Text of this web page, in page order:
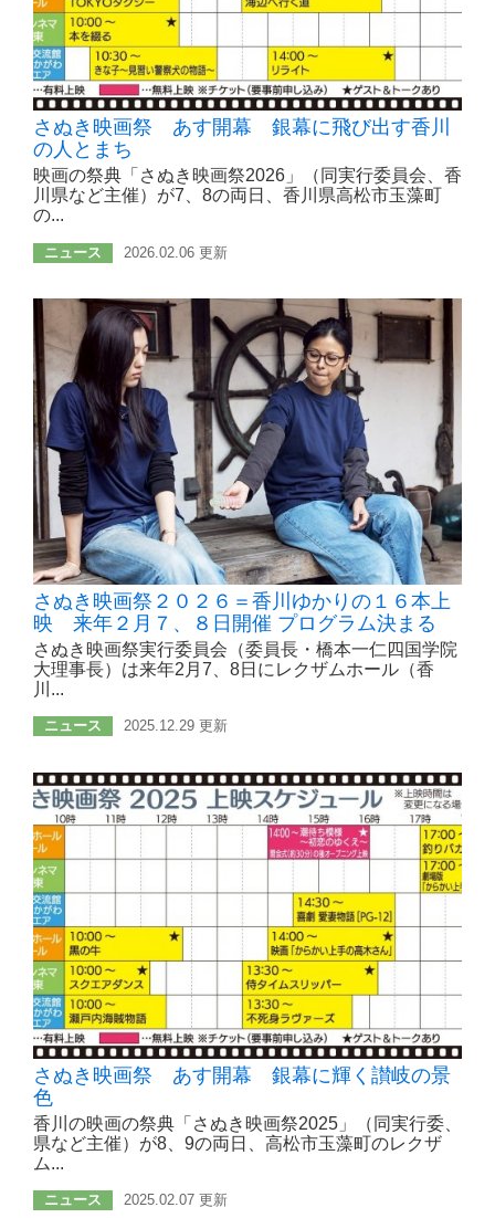
さぬき映画祭 あす開幕 銀幕に飛び出す香川
の人とまち
映画の祭典「さぬき映画祭2026」（同実行委員会、香
川県など主催）が7、8の両日、香川県高松市玉藻町
の...
ニュース 2026.02.06 更新
さぬき映画祭２０２６＝香川ゆかりの１６本上
映 来年２月７、８日開催 プログラム決まる
さぬき映画祭実行委員会（委員長・橋本一仁四国学院
大理事長）は来年2月7、8日にレクザムホール（香
川...
ニュース 2025.12.29 更新
さぬき映画祭 あす開幕 銀幕に輝く讃岐の景
色
香川の映画の祭典「さぬき映画祭2025」（同実行委、
県など主催）が8、9の両日、高松市玉藻町のレクザ
ム...
ニュース 2025.02.07 更新